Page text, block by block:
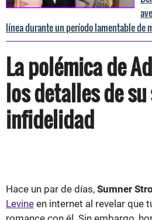
línea durante un período lamentable de
La polémica de
los detalles de
infidelidad
Hace un par de días, Sumner
Levine en internet al revelar que